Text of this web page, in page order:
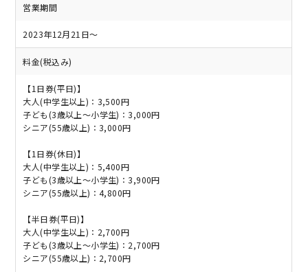
営業期間
2023年12月21日～
料金(税込み)
【1日券(平日)】
大人(中学生以上)：3,500円
子ども(3歳以上～小学生)：3,000円
シニア(55歳以上)：3,000円
【1日券(休日)】
大人(中学生以上)：5,400円
子ども(3歳以上～小学生)：3,900円
シニア(55歳以上)：4,800円
【半日券(平日)】
大人(中学生以上)：2,700円
子ども(3歳以上～小学生)：2,700円
シニア(55歳以上)：2,700円